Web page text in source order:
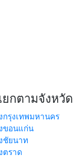
ยกตามจังหวัด
กรุงเทพมหานคร
ขอนแก่น
ชัยนาท
ตราด